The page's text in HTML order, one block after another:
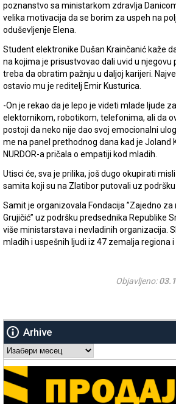
poznanstvo sa ministarkom zdravlja
velika motivacija da se borim za uspeh na
oduševljenje Elena.
Student elektronike Dušan Krainčanić kaže
na kojima je prisustvovao dali uvid u njegovu
treba da obratim pažnju u daljoj karijeri.
ostavio mu je reditelj Emir Kusturica.
-On je rekao da je lepo je videti mlade ljude
elektornikom, robotikom, telefonima, ali da
postoji da neko nije dao svoj emocionalni
me na panel prethodnog dana kad je Joland
NURDOR-a pričala o empatiji kod mladih.
Utisci će, sva je prilika, još dugo okupirati
samita koji su na Zlatibor putovali uz
Samit je organizovala Fondacija ”Zajedno
Grujičić” uz podršku predsednika Republike
više ministarstava i nevladinih organizacija.
mladih i uspešnih ljudi iz 47 zemalja regiona i
Objavljeno:
Arhive
Arhive